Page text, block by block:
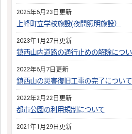
2025年6月23日更新
上峰町立学校施設(夜間照明施設）
2023年1月27日更新
鎮西山内道路の通行止めの解除につ
2022年6月7日更新
鎮西山の災害復旧工事の完了について
2022年2月22日更新
都市公園の利用規制について
2021年1月29日更新